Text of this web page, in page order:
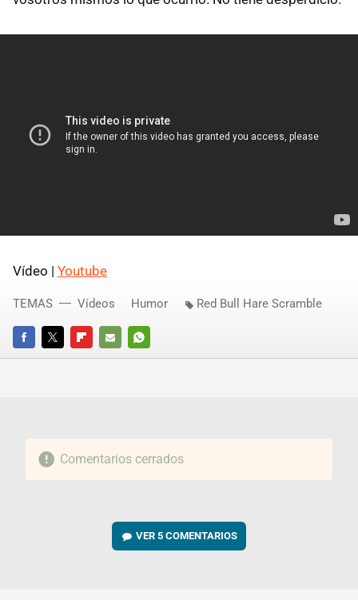
Vídeo | Youtube
FACEBOOKTWITTERFLIPBOARD
E-
WHATSAPP
TEMAS Vídeos Humor Red Bull Hare Scramble
Comentarios cerrados
VER5 COMENTARIOS